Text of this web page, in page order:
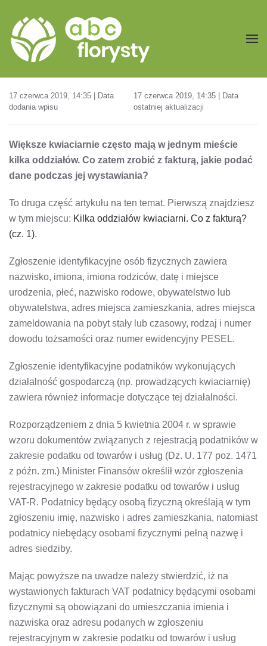
Przejdź do treści głównej
17 czerwca 2019, 14:35 | Data
dodania wpisu
17 czerwca 2019, 14:35 | Data
ostatniej aktualizacji
Większe kwiaciarnie często mają w jednym mieście
kilka oddziałów. Co zatem zrobić z fakturą, jakie podać
dane podczas jej wystawiania?
To druga część artykułu na ten temat. Pierwszą znajdziesz
w tym miejscu: Kilka oddziałów kwiaciarni. Co z fakturą?
(cz. 1).
Zgłoszenie identyfikacyjne osób fizycznych zawiera
nazwisko, imiona, imiona rodziców, datę i miejsce
urodzenia, płeć, nazwisko rodowe, obywatelstwo lub
obywatelstwa, adres miejsca zamieszkania, adres miejsca
zameldowania na pobyt stały lub czasowy, rodzaj i numer
dowodu tożsamości oraz numer ewidencyjny PESEL.
Zgłoszenie identyfikacyjne podatników wykonujących
działalność gospodarczą (np. prowadzących kwiaciarnię)
zawiera również informacje dotyczące tej działalności.
Rozporządzeniem z dnia 5 kwietnia 2004 r. w sprawie
wzoru dokumentów związanych z rejestracją podatników w
zakresie podatku od towarów i usług (Dz. U. 177 poz. 1471
z późn. zm.) Minister Finansów określił wzór zgłoszenia
rejestracyjnego w zakresie podatku od towarów i usług
VAT-R. Podatnicy będący osobą fizyczną określają w tym
zgłoszeniu imię, nazwisko i adres zamieszkania, natomiast
podatnicy niebędący osobami fizycznymi pełną nazwę i
adres siedziby.
Mając powyższe na uwadze należy stwierdzić, iż na
wystawionych fakturach VAT podatnicy będącymi osobami
fizycznymi są obowiązani do umieszczania imienia i
nazwiska oraz adresu podanych w zgłoszeniu
rejestracyjnym w zakresie podatku od towarów i usług